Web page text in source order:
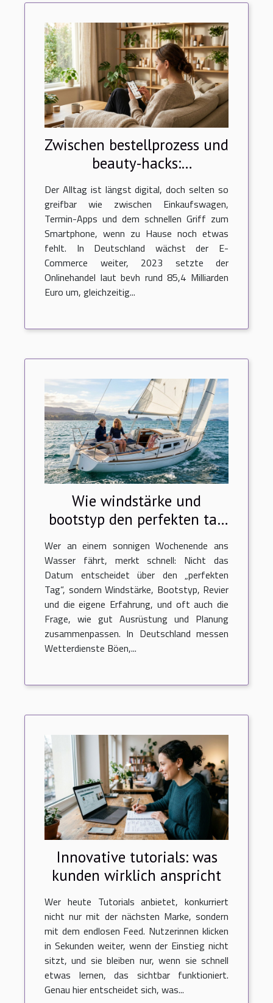
Zwischen bestellprozess und
beauty-hacks:
digitalisierung trifft alltag
Der Alltag ist längst digital, doch selten so
greifbar wie zwischen Einkaufswagen,
Termin-Apps und dem schnellen Griff zum
Smartphone, wenn zu Hause noch etwas
fehlt. In Deutschland wächst der E-
Commerce weiter, 2023 setzte der
Onlinehandel laut bevh rund 85,4 Milliarden
Euro um, gleichzeitig...
Wie windstärke und
bootstyp den perfekten tag
auf dem wasser prägen
Wer an einem sonnigen Wochenende ans
Wasser fährt, merkt schnell: Nicht das
Datum entscheidet über den „perfekten
Tag“, sondern Windstärke, Bootstyp, Revier
und die eigene Erfahrung, und oft auch die
Frage, wie gut Ausrüstung und Planung
zusammenpassen. In Deutschland messen
Wetterdienste Böen,...
Innovative tutorials: was
kunden wirklich anspricht
Wer heute Tutorials anbietet, konkurriert
nicht nur mit der nächsten Marke, sondern
mit dem endlosen Feed. Nutzerinnen klicken
in Sekunden weiter, wenn der Einstieg nicht
sitzt, und sie bleiben nur, wenn sie schnell
etwas lernen, das sichtbar funktioniert.
Genau hier entscheidet sich, was...